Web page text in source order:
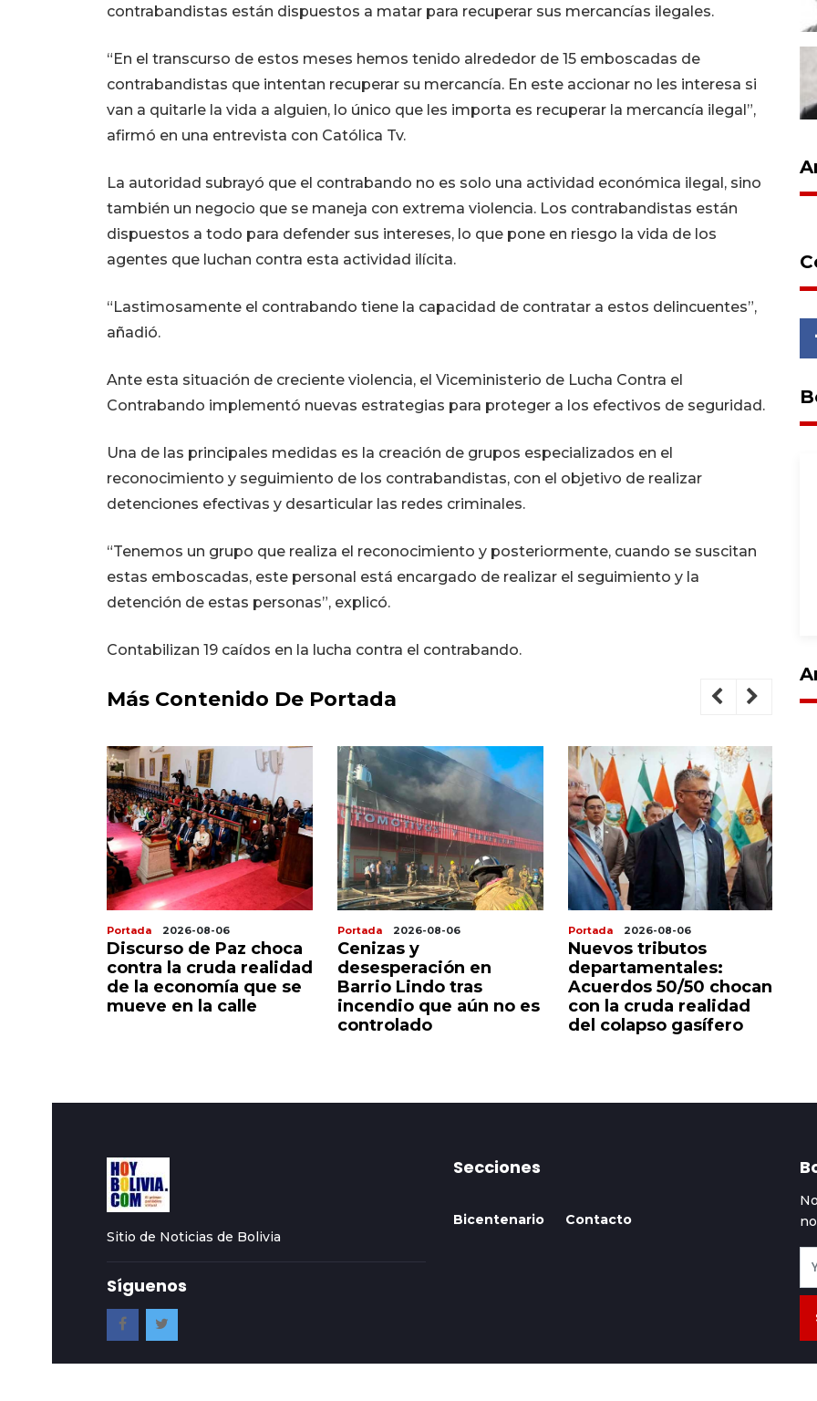
contrabandistas están dispuestos a matar para recuperar sus mercancías ilegales.
“En el transcurso de estos meses hemos tenido alrededor de 15 emboscadas de
contrabandistas que intentan recuperar su mercancía. En este accionar no les interesa si
van a quitarle la vida a alguien, lo único que les importa es recuperar la mercancía ilegal”,
afirmó en una entrevista con Católica Tv.
La autoridad subrayó que el contrabando no es solo una actividad económica ilegal, sino
también un negocio que se maneja con extrema violencia. Los contrabandistas están
dispuestos a todo para defender sus intereses, lo que pone en riesgo la vida de los
agentes que luchan contra esta actividad ilícita.
“Lastimosamente el contrabando tiene la capacidad de contratar a estos delincuentes”,
añadió.
Ante esta situación de creciente violencia, el Viceministerio de Lucha Contra el
Contrabando implementó nuevas estrategias para proteger a los efectivos de seguridad.
Una de las principales medidas es la creación de grupos especializados en el
reconocimiento y seguimiento de los contrabandistas, con el objetivo de realizar
detenciones efectivas y desarticular las redes criminales.
“Tenemos un grupo que realiza el reconocimiento y posteriormente, cuando se suscitan
estas emboscadas, este personal está encargado de realizar el seguimiento y la
detención de estas personas”, explicó.
Contabilizan 19 caídos en la lucha contra el contrabando.
Más Contenido De Portada
Portada 2026-08-06
Discurso de Paz choca
contra la cruda realidad
de la economía que se
mueve en la calle
Portada 2026-08-06
Cenizas y
desesperación en
Barrio Lindo tras
incendio que aún no es
controlado
Portada 2026-08-06
Nuevos tributos
departamentales:
Acuerdos 50/50 chocan
con la cruda realidad
del colapso gasífero
Sitio de Noticias de Bolivia
Síguenos
Secciones
Bicentenario Contacto